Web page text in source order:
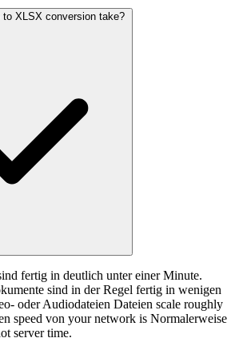
XLSX conversion take?
fertig in deutlich unter einer Minute.
sind in der Regel fertig in wenigen
oder Audiodateien Dateien scale roughly
speed von your network is Normalerweise
server time.